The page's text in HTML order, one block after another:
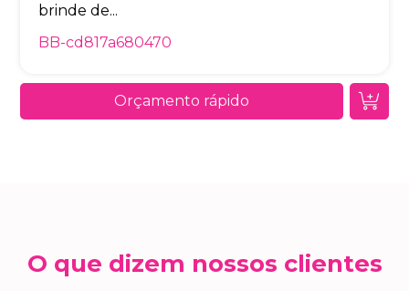
brinde de...
BB-cd817a680470
Orçamento rápido
O que dizem nossos clientes